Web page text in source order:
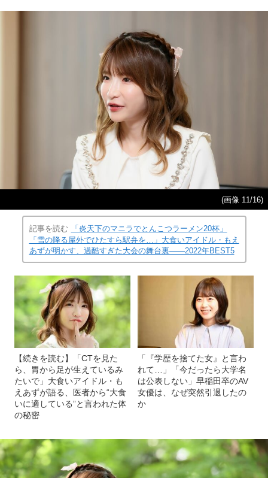
(画像 11/16)
記事を読む
「炎天下のマニラでとんこつラーメン20杯」
「雪の降る屋外でひたすら駅弁を…」大食いアイドル・もえ
あずが明かす、過酷すぎた大会の舞台裏――2022年BEST5
【続きを読む】「CTを見た
ら、胃から足が生えているみ
たいで」大食いアイドル・も
えあずが語る、医者から“大食
いに適している”と言われた体
の秘密
「『学歴を捨てた女』と言わ
れて…」「今だったら大学名
は公表しない」早稲田卒のAV
女優は、なぜ突然引退したの
か